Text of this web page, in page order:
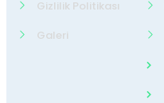
Gizlilik Politikası
Galeri